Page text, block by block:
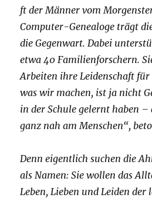
ft der Männer vom
Computer-Genealoge trägt
die Gegenwart. Dabei
etwa 40 Familienforschern.
Arbeiten ihre Leidenschaft für
was wir machen, ist ja nicht
in der Schule gelernt haben –
ganz nah am Menschen“,
Denn eigentlich suchen die
als Namen: Sie wollen das
Leben, Lieben und Leiden der